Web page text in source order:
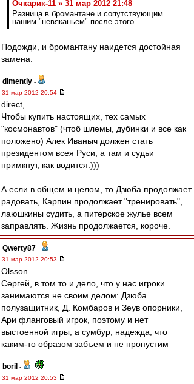
Очкарик-11 » 31 мар 2012 21:48
Разница в бромантане и сопутствующим
нашим "невяканьем" после этого
Подожди, и бромантану наидется достойная
замена.
dimentiy -
31 мар 2012 20:54
direct,
Чтобы купить настоящих, тех самых
"космонавтов" (чтоб шлемы, дубинки и все как
положено) Алек Иваныч должен стать
президентом всея Руси, а там и судьи
примкнут, как водится:)))
А если в общем и целом, то Дзюба продолжает
радовать, Карпин продолжает "тренировать",
лаюшкины судить, а питерское жулье всем
заправлять. Жизнь продолжается, короче.
Qwerty87 -
31 мар 2012 20:53
Olsson
Сергей, в том то и дело, что у нас игроки
занимаются не своим делом: Дзюба
полузащитник, Д. Комбаров и Зеув опорники,
Ари фланговый игрок, поэтому и нет
выстоенной игры, а сумбур, надежда, что
каким-то образом забъем и не пропустим
boril -
31 мар 2012 20:53